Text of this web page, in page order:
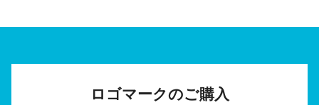
ロゴマークのご購入